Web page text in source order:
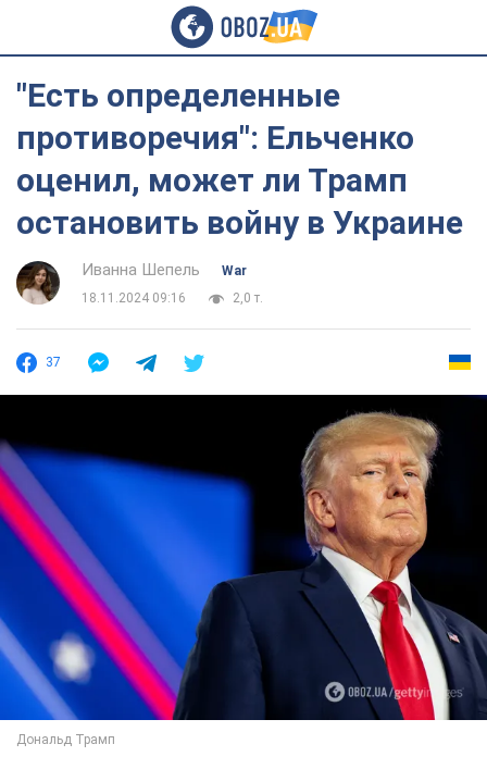
"Есть определенные
противоречия": Ельченко
оценил, может ли Трамп
остановить войну в Украине
Иванна Шепель
War
18.11.2024 09:16
2,0 т.
37